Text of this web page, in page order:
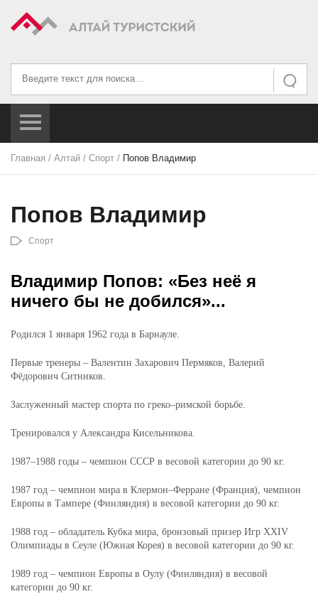
Искать
Искать...
Главная / Алтай / Спорт / Попов Владимир
Попов Владимир
Спорт
Владимир Попов: «Без неё я
ничего бы не добился»...
Родился 1 января 1962 года в Барнауле.
Первые тренеры – Валентин Захарович Пермяков, Валерий
Фёдорович Ситников.
Заслуженный мастер спорта по греко–римской борьбе.
Тренировался у Александра Кисельникова.
1987–1988 годы – чемпион СССР в весовой категории до 90 кг.
1987 год – чемпион мира в Клермон–Ферране (Франция), чемпион
Европы в Тампере (Финляндия) в весовой категории до 90 кг.
1988 год – обладатель Кубка мира, бронзовый призер Игр XXIV
Олимпиады в Сеуле (Южная Корея) в весовой категории до 90 кг.
1989 год – чемпион Европы в Оулу (Финляндия) в весовой
категории до 90 кг.